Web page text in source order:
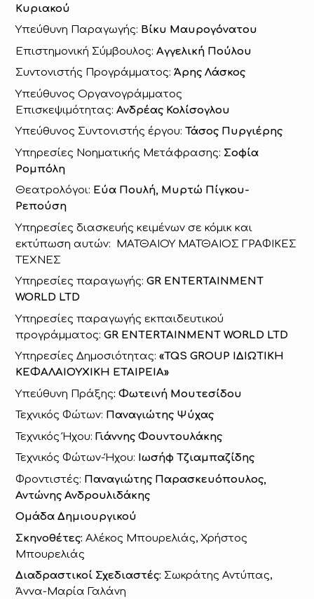
Κυριακού
Υπεύθυνη Παραγωγής: Βίκυ Μαυρογόνατου
Επιστημονική Σύμβουλος:Αγγελική Πούλου
Συντονιστής Προγράμματος:Άρης Λάσκος
Υπεύθυνος Οργανογράμματος
Επισκεψιμότητας:Ανδρέας Κολίσογλου
Υπεύθυνος Συντονιστής έργου:Τάσος Πυργιέρης
Υπηρεσίες Νοηματικής Μετάφρασης: Σοφία
Ρομπόλη
Θεατρολόγοι: Εύα Πουλή, Μυρτώ Πίγκου-
Ρεπούση
Υπηρεσίες διασκευής κειμένων σε κόμικ και
εκτύπωση αυτών: ΜΑΤΘΑΙΟΥ ΜΑΤΘΑΙΟΣ ΓΡΑΦΙΚΕΣ
ΤΕΧΝΕΣ
Υπηρεσίες παραγωγής:GR ENTERTAINMENT
WORLD LTD
Υπηρεσίες παραγωγής εκπαιδευτικού
προγράμματος:GR ENTERTAINMENT WORLD LTD
Υπηρεσίες Δημοσιότητας:«TQS GROUP ΙΔΙΩΤΙΚΗ
ΚΕΦΑΛΑΙΟΥΧΙΚΗ ΕΤΑΙΡΕΙΑ»
Υπεύθυνη Πράξης: Φωτεινή Μουτεσίδου
Τεχνικός Φώτων: Παναγιώτης Ψύχας
Τεχνικός Ήχου:Γιάννης Φουντουλάκης
Τεχνικός Φώτων-Ήχου: Ιωσήφ Τζιαμπαζίδης
Φροντιστές: Παναγιώτης Παρασκευόπουλος,
Αντώνης Ανδρουλιδάκης
Ομάδα Δημιουργικού
Σκηνοθέτες: Αλέκος Μπουρελιάς, Χρήστος
Μπουρελιάς
Διαδραστικοί Σχεδιαστές: Σωκράτης Αντύπας,
Άννα-Μαρία Γαλάνη